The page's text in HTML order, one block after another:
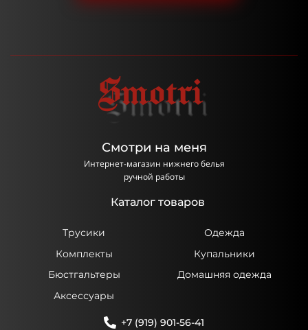
Смотри на меня
Интернет-магазин нижнего белья
ручной работы
Каталог товаров
Трусики
Одежда
Комплекты
Купальники
Бюстгальтеры
Домашняя одежда
Аксессуары
+7 (919) 901-56-41